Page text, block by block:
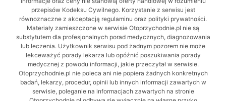
przepisów Kodeksu Cywilnego. Korzystanie z serwisu jest
równoznaczne z akceptacją regulaminu oraz polityki prywatności.
Materiały zamieszczone w serwisie Otoprzychodnie.pl nie są
substytutem dla profesjonalnych porad medycznych, diagnozowania
lub leczenia. Użytkownik serwisu pod żadnym pozorem nie może
lekceważyć porady lekarza lub opóźnić poszukiwania porady
medycznej z powodu informacji, jakie przeczytał w serwisie.
Otoprzychodnie.pl nie poleca ani nie popiera żadnych konkretnych
badań, lekarzy, procedur, opinii lub innych informacji zawartych w
serwisie, poleganie na informacjach zawartych na stronie